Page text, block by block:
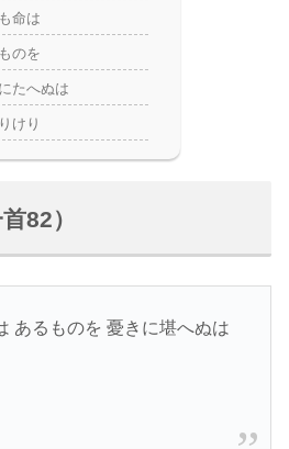
命は
のを
たへぬは
けり
82）
あるものを 憂きに堪へぬは